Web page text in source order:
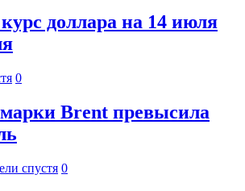
доллара на 14 июля
0
Brent превысила
спустя 0